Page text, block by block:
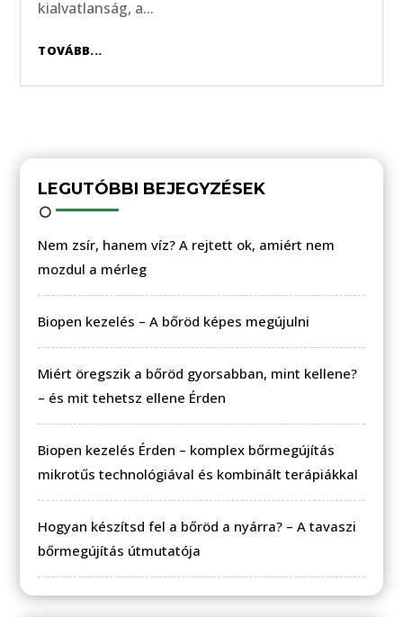
kialvatlanság, a...
TOVÁBB...
LEGUTÓBBI BEJEGYZÉSEK
Nem zsír, hanem víz? A rejtett ok, amiért nem
mozdul a mérleg
Biopen kezelés – A bőröd képes megújulni
Miért öregszik a bőröd gyorsabban, mint kellene?
– és mit tehetsz ellene Érden
Biopen kezelés Érden – komplex bőrmegújítás
mikrotűs technológiával és kombinált terápiákkal
Hogyan készítsd fel a bőröd a nyárra? – A tavaszi
bőrmegújítás útmutatója